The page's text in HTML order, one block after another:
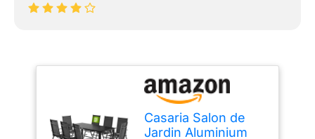
Casaria Salon de
Jardin Aluminium